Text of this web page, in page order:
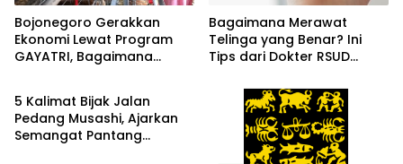
Bojonegoro Gerakkan
Ekonomi Lewat Program
GAYATRI, Bagaimana
Bagaimana Merawat
Telinga yang Benar? Ini
Tips dari Dokter RSUD
Bojonegoro
Lifestyle
5 Kalimat Bijak Jalan
Pedang Musashi, Ajarkan
Semangat Pantang